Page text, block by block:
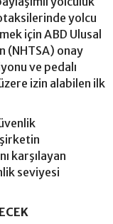
yolcu
için ABD Ulusal
(NHTSA) onay
ve pedalı
izin alabilen ilk
karşılayan
seviyesi